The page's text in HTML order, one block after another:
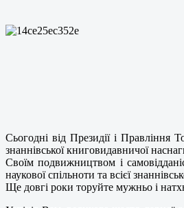
Сьогодні від Президії і
знаннівської книговидавничої
Своїм подвижництвом і
наукової спільноти та всієї
Ще довгі роки торуйте мужньо і